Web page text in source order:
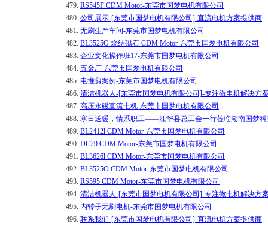
479. RS545F CDM Motor-东莞市国梦电机有限公司
480. 公司展示-[东莞市国梦电机有限公司]-直流电机方案提供商
481. 无刷生产车间-东莞市国梦电机有限公司
482. BL3525O 烧结磁石 CDM Motor-东莞市国梦电机有限公司
483. 企业文化操作班17-东莞市国梦电机有限公司
484. 五金厂-东莞市国梦电机有限公司
485. 电推剪案例-东莞市国梦电机有限公司
486. 清洁机器人-[东莞市国梦电机有限公司]-专注微电机解决方
487. 高压永磁直流电机-东莞市国梦电机有限公司
488. 寒日送暖，情系职工——江华县总工会一行莅临湖南国梦
489. BL2412l CDM Motor-东莞市国梦电机有限公司
490. DC29 CDM Motor-东莞市国梦电机有限公司
491. BL3626l CDM Motor-东莞市国梦电机有限公司
492. BL3525O CDM Motor-东莞市国梦电机有限公司
493. RS595 CDM Motor-东莞市国梦电机有限公司
494. 清洁机器人-[东莞市国梦电机有限公司]-专注微电机解决方
495. 内转子无刷电机-东莞市国梦电机有限公司
496. 联系我们-[东莞市国梦电机有限公司]-直流电机方案提供商